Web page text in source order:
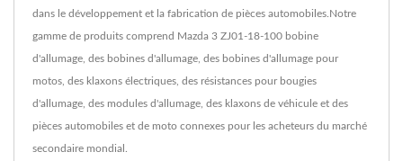
dans le développement et la fabrication de pièces automobiles.Notre
gamme de produits comprend Mazda 3 ZJ01-18-100 bobine
d'allumage, des bobines d'allumage, des bobines d'allumage pour
motos, des klaxons électriques, des résistances pour bougies
d'allumage, des modules d'allumage, des klaxons de véhicule et des
pièces automobiles et de moto connexes pour les acheteurs du marché
secondaire mondial.